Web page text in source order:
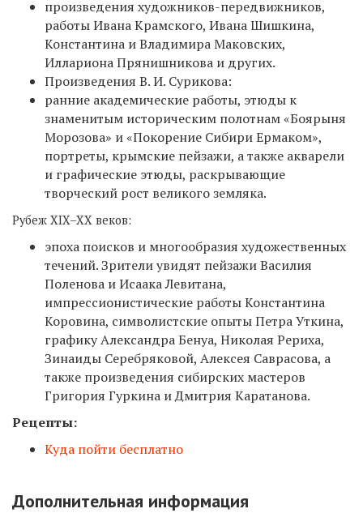
произведения художников-передвижников,
работы Ивана Крамского, Ивана Шишкина,
Константина и Владимира Маковских,
Иллариона Прянишникова и других.
Произведения В. И. Сурикова:
ранние академические работы, этюды к
знаменитым историческим полотнам «Боярыня
Морозова» и «Покорение Сибири Ермаком»,
портреты, крымские пейзажи, а также акварели
и графические этюды, раскрывающие
творческий рост великого земляка.
Рубеж XIX–XX веков:
эпоха поисков и многообразия художественных
течений. Зрители увидят пейзажи Василия
Поленова и Исаака Левитана,
импрессионистические работы Константина
Коровина, символистские опыты Петра Уткина,
графику Александра Бенуа, Николая Рериха,
Зинаиды Серебряковой, Алексея Саврасова, а
также произведения сибирских мастеров
Григория Гуркина и Дмитрия Каратанова.
Рецепты:
Куда пойти бесплатно
Дополнительная информация